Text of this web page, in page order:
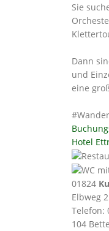
Sie
Dann
und
eine
Hotel
01824
Elbweg 2
Telefon:
104